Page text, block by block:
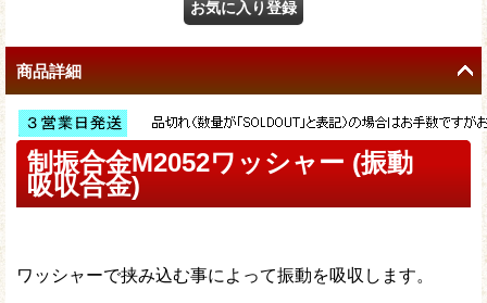
商品詳細
制振合金M2052ワッシャー (振動
吸収合金)
ワッシャーで挟み込む事によって振動を吸収します。